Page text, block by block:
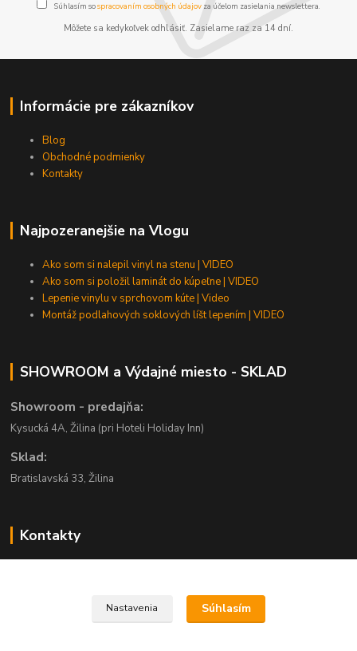
Súhlasím sospracovaním osobných údajov za účelom zasielania newslettera.
Môžete sa kedykoľvek odhlásiť. Zasielame raz za 14 dní.
Informácie pre zákazníkov
Blog
Obchodné podmienky
Kontakty
Najpozeranejšie na Vlogu
Ako som si nalepil vinyl na stenu | VIDEO
Ako som si položil laminát do kúpeľne | VIDEO
Lepenie vinylu v sprchovom kúte | Video
Montáž podlahových soklových líšt lepením | VIDEO
SHOWROOM a Výdajné miesto - SKLAD
Showroom - predajňa:
Kysucká 4A, Žilina (pri Hoteli Holiday Inn)
Sklad:
Bratislavská 33, Žilina
Kontakty
(Po-Pia, 8-20 hod.)
Nastavenia Súhlasím